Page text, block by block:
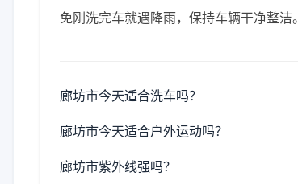
免刚洗完车就遇降雨，保持车辆干净整洁。
廊坊市今天适合洗车吗？
廊坊市今天适合户外运动吗？
廊坊市紫外线强吗？